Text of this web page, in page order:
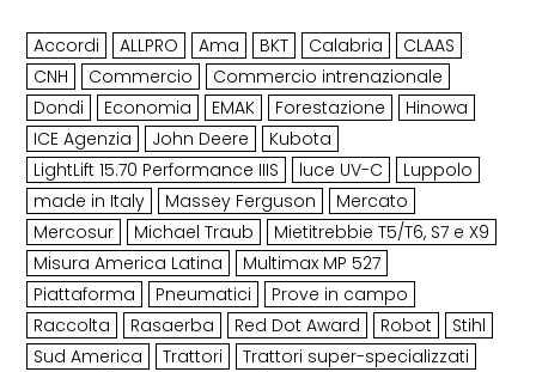
Accordi ALLPRO Ama BKT Calabria
CLAAS
CNH
Commercio
Commercio intrenazionale
Dondi
Economia EMAK Forestazione
Hinowa
ICE Agenzia
John Deere
Kubota
LightLift 15.70 Performance IIIS
luce UV-C
Luppolo
made in Italy
Massey Ferguson
Mercato
Mercosur
Michael Traub
Mietitrebbie T5/T6, S7 e X9
Misura America Latina
Multimax MP 527
Piattaforma
Pneumatici
Prove in campo
Raccolta
Rasaerba Red Dot Award Robot
Stihl
Sud America
Trattori
Trattori super-specializzati